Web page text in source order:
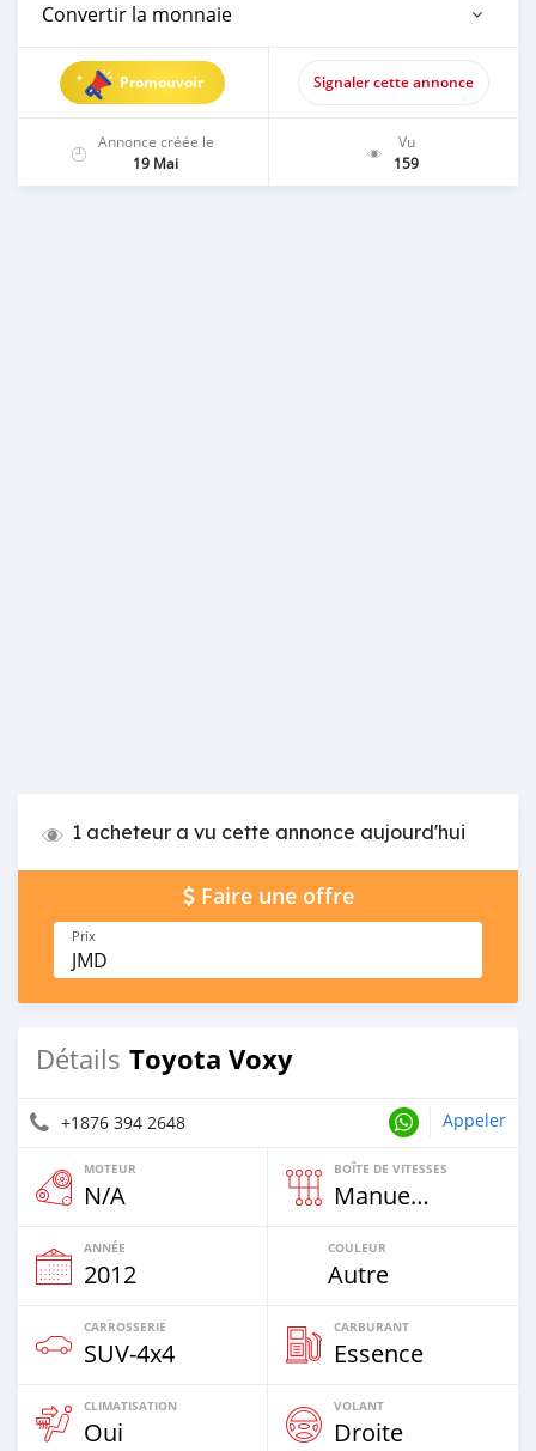
Convertir la monnaie
Promouvoir Signaler cette annonce
Annonce créée le
19 Mai
Vu
159
1 acheteur a vu cette annonce aujourd'hui
Faire une offre
Prix
JMD
Détails Toyota Voxy
+1876 394 2648 Appeler
MOTEUR
N/A
BOÎTE DE VITESSES
Manuelle
ANNÉE
2012
COULEUR
Autre
CARROSSERIE
SUV‒4x4
CARBURANT
Essence
CLIMATISATION
Oui
VOLANT
Droite